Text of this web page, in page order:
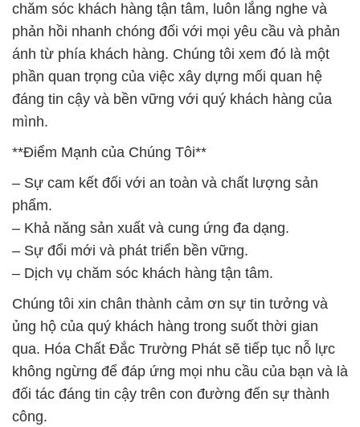
chăm sóc khách hàng tận tâm, luôn lắng nghe và
phản hồi nhanh chóng đối với mọi yêu cầu và phản
ánh từ phía khách hàng. Chúng tôi xem đó là một
phần quan trọng của việc xây dựng mối quan hệ
đáng tin cậy và bền vững với quý khách hàng của
mình.
**Điểm Mạnh của Chúng Tôi**
– Sự cam kết đối với an toàn và chất lượng sản
phẩm.
– Khả năng sản xuất và cung ứng đa dạng.
– Sự đổi mới và phát triển bền vững.
– Dịch vụ chăm sóc khách hàng tận tâm.
Chúng tôi xin chân thành cảm ơn sự tin tưởng và
ủng hộ của quý khách hàng trong suốt thời gian
qua. Hóa Chất Đắc Trường Phát sẽ tiếp tục nỗ lực
không ngừng để đáp ứng mọi nhu cầu của bạn và là
đối tác đáng tin cậy trên con đường đến sự thành
công.